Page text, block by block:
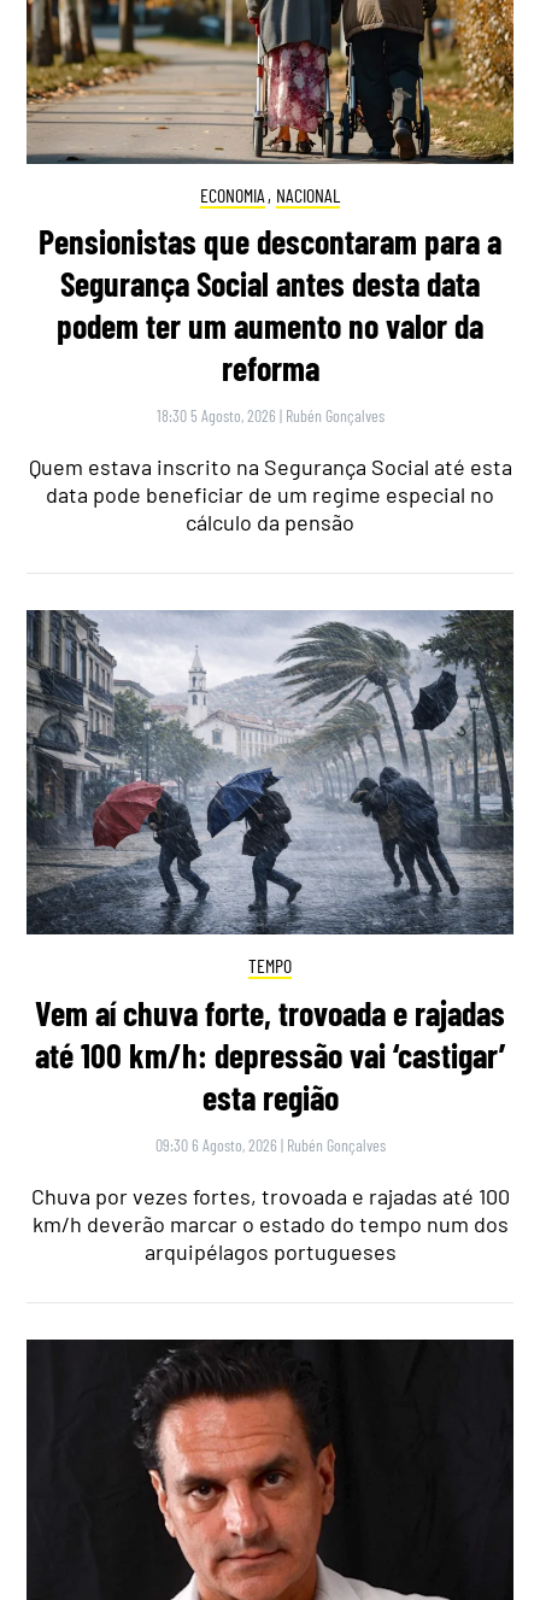
ECONOMIA , NACIONAL
Pensionistas que descontaram para a
Segurança Social antes desta data
podem ter um aumento no valor da
reforma
18:30 5 Agosto, 2026 | Rubén Gonçalves
Quem estava inscrito na Segurança Social até esta
data pode beneficiar de um regime especial no
cálculo da pensão
TEMPO
Vem aí chuva forte, trovoada e rajadas
até 100 km/h: depressão vai ‘castigar’
esta região
09:30 6 Agosto, 2026 | Rubén Gonçalves
Chuva por vezes fortes, trovoada e rajadas até 100
km/h deverão marcar o estado do tempo num dos
arquipélagos portugueses